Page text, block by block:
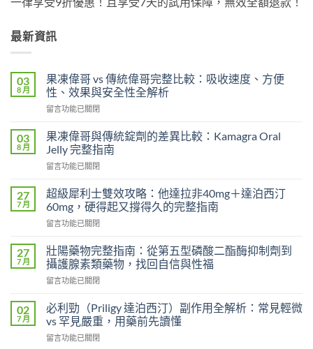
最新資訊
03
8 月
果凍偉哥 vs 傳統偉哥完整比較：吸收速度、方便
性、效果與安全性全解析
在
凍
偉
哥
vs
統
偉
完
比
較：
收
度、
方
便
留言功能已關閉
03
8 月
果凍偉哥與傳統錠劑的差異比較：Kamagra Oral
Jelly 完整指南
在
凍
偉
哥
與
統
錠
劑
的
異
比
Kamagra
留言功能已關閉
27
7 月
超級犀利士雙效攻略：他達拉非40mg＋達泊西汀
60mg，硬得起又撐得久的完整指南
在
級
犀
利
士
效
他
留言功能已關閉
27
7 月
壯陽藥物完整指南：從第五型磷酸二酯酶抑制劑到
攝護腺素類藥物，找回自信與性福
在
陽
藥
物
完
留言功能已關閉
02
7 月
必利勁（Priligy 達泊西汀）副作用全解析：常見輕微
vs 罕見嚴重，用藥前先讀懂
在
留言功能已關閉